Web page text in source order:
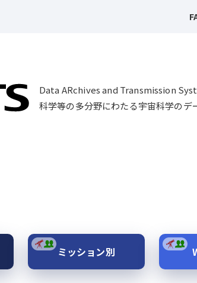
Data ARchives and Transmission
科学等の多分野にわたる宇宙科学のデ
ミッション別